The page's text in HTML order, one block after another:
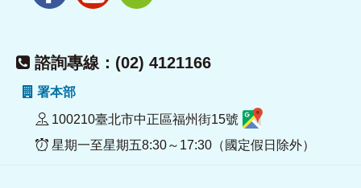
諮詢專線：(02) 4121166
署本部
100210臺北市中正區福州街15號
星期一至星期五8:30～17:30（國定假日除外）